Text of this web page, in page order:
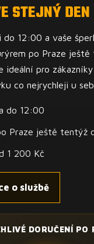
STEJNÝ DEN
do 12:00 a vaše
po Praze ještě
ideální pro
co nejrychleji u
do 12:00
Praze ještě tentýž
1 200 Kč
o službě
DORUČENÍ PO